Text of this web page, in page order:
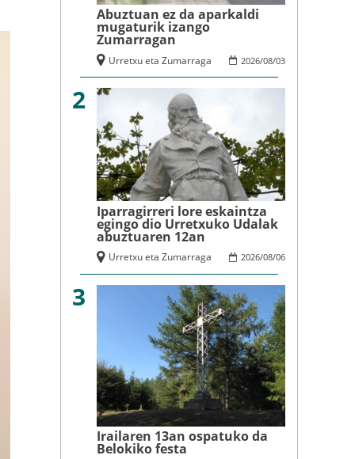
Abuztuan ez da aparkaldi
mugaturik izango
Zumarragan
2026/08/03
Urretxu eta Zumarraga
2
Iparragirreri lore eskaintza
egingo dio Urretxuko Udalak
abuztuaren 12an
2026/08/06
Urretxu eta Zumarraga
3
Irailaren 13an ospatuko da
Belokiko festa